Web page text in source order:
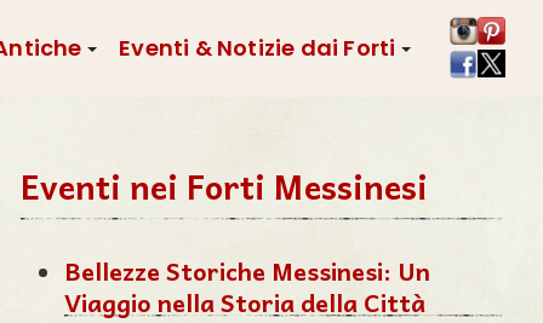
Eventi & Notizie dai Forti
Eventi nei Forti Messinesi
Bellezze Storiche Messinesi: Un
Viaggio nella Storia della Città